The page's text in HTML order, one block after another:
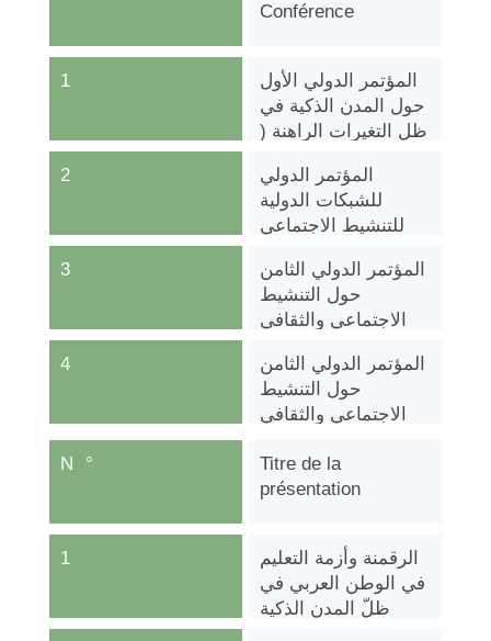
1
2
3
4
Conférence
المؤتمر الدولي الأول
حول المدن الذكية في
ظل التغيرات الراهنة (
المؤتمر الدولي
للشبكات الدولية
للتنشيط الاجتماعي
المدرسة العليا للنشاط
الاجتماعي والصحي
بمدينة لوزان
السويسرية
المؤتمر الدولي الثامن
حول التنشيط
الاجتماعي والثقافي
الرقمية ووسائل
المؤتمر الدولي الثامن
حول التنشيط
الاجتماعي والثقافي
الرقمية ووسائل
N°
1
Titre de la
présentation
الرقمنة وأزمة التعليم
في الوطن العربي في
ظلّ المدن الذكية